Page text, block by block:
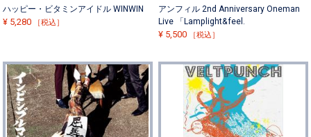
ハッピー・ビタミンアイドル WINWIN
¥ 5,280 ［税込］
アンフィル 2nd Anniversary Oneman
Live 「Lamplight&feel.
¥ 5,500 ［税込］